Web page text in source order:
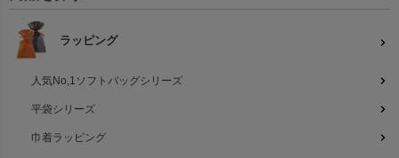
ラッピング
人気No,1ソフトバッグシリーズ
平袋シリーズ
巾着ラッピング